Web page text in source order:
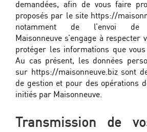
demandées, afin de vous faire
proposés par le site https://
notamment de l’envoi de
Maisonneuve s’engage à respecter
protéger les informations que
Au cas présent, les données
sur https://maisonneuve.biz sont
de gestion et pour des opérations
initiés par Maisonneuve.
Transmission de